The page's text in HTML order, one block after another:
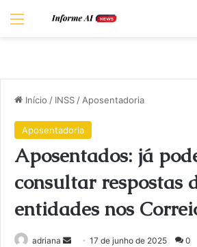
Menu
Início / INSS / Aposentadoria
Aposentadoria
Aposentados: já
consultar respostas
entidades nos
adriana
Mande17 de junho de 2025 0